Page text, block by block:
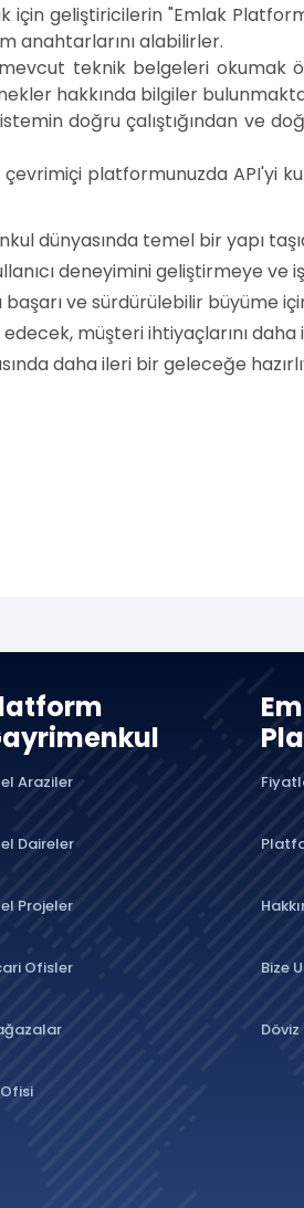
geliştiricilerin "Emlak
anahtarlarını alabilirler.
mevcut teknik belgeleri
hakkında bilgiler
doğru çalıştığından ve
çevrimiçi platformunuzda API'yi
dünyasında temel bir yapı
deneyimini geliştirmeye ve
ve sürdürülebilir büyüme
müşteri ihtiyaçlarını
daha ileri bir geleceğe
Araziler
Daireler
Projeler
Ofisler Bize
Döviz